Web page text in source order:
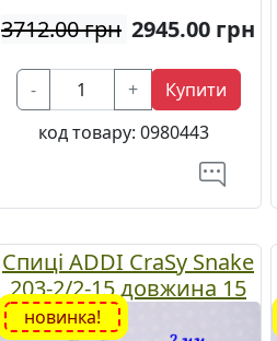
3712.00 грн 2945.00 грн
- +
Купити
код товару: 0980443
Спиці ADDI CraSy Snake
203-2/2-15 довжина 15
см, 5шт, №2 мм
новинка!